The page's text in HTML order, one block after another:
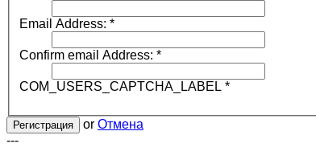
Email Address: *
Confirm email Address: *
COM_USERS_CAPTCHA_LABEL *
Регистрация or Отмена
---